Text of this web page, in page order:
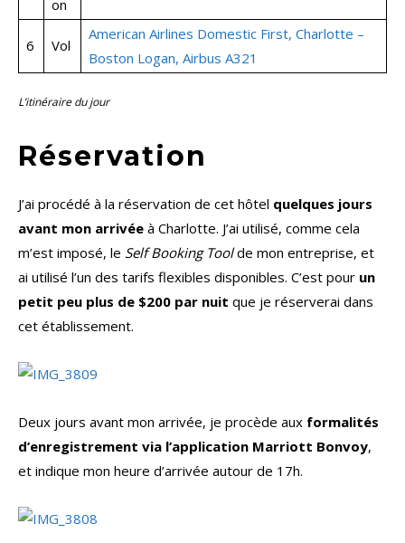
on
6 Vol
American Airlines Domestic First, Charlotte –
Boston Logan, Airbus A321
L’itinéraire du jour
Réservation
J’ai procédé à la réservation de cet hôtel quelques jours
avant mon arrivée à Charlotte. J’ai utilisé, comme cela
m’est imposé, le Self Booking Toolde mon entreprise, et
ai utilisé l’un des tarifs flexibles disponibles. C’est pour un
petit peu plus de $200 par nuit que je réserverai dans
cet établissement.
Deux jours avant mon arrivée, je procède aux formalités
d’enregistrement via l’application Marriott Bonvoy,
et indique mon heure d’arrivée autour de 17h.